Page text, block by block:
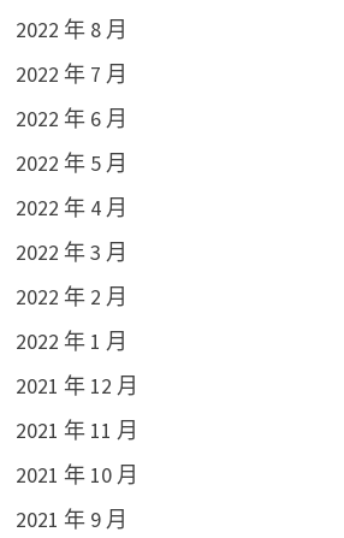
2022 年 8 月
2022 年 7 月
2022 年 6 月
2022 年 5 月
2022 年 4 月
2022 年 3 月
2022 年 2 月
2022 年 1 月
2021 年 12 月
2021 年 11 月
2021 年 10 月
2021 年 9 月